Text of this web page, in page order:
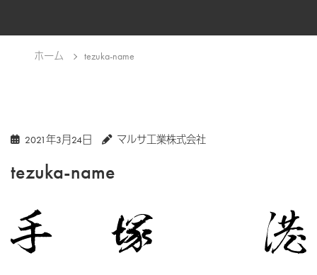
ホーム tezuka-name
2021年3月24日 マルサ工業株式会社
tezuka-name